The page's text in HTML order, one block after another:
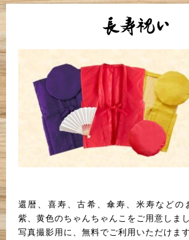
長寿祝い
還暦、喜寿、古希、傘寿、米寿などの
紫、黄色のちゃんちゃんこをご用意しまし
写真撮影用に、無料でご利用いただけます